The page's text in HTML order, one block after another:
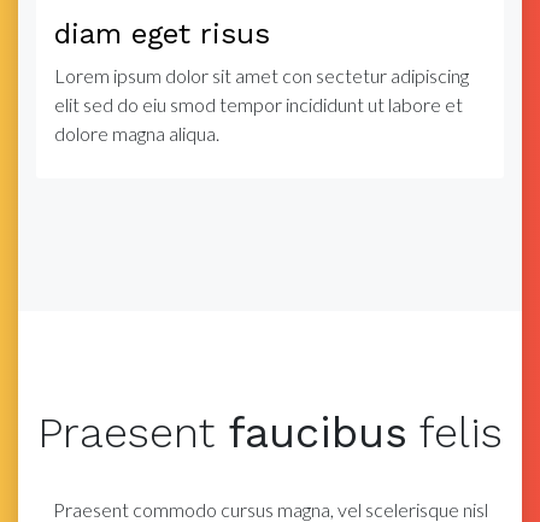
diam eget risus
Lorem ipsum dolor sit amet con sectetur adipiscing
elit sed do eiu smod tempor incididunt ut labore et
dolore magna aliqua.
Praesent faucibus felis
Praesent commodo cursus magna, vel scelerisque nisl